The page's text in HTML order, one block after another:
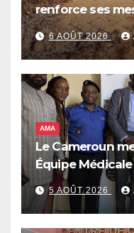
renforce ses
de réponse face
qui pourrait
millions de
alimentaire
6 AOÛT 2026
AMA
Le Cameroun
Équipe
5 AOÛT 2026